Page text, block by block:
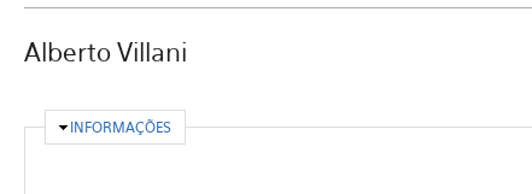
Alberto Villani
OCULTAR
INFORMAÇÕES